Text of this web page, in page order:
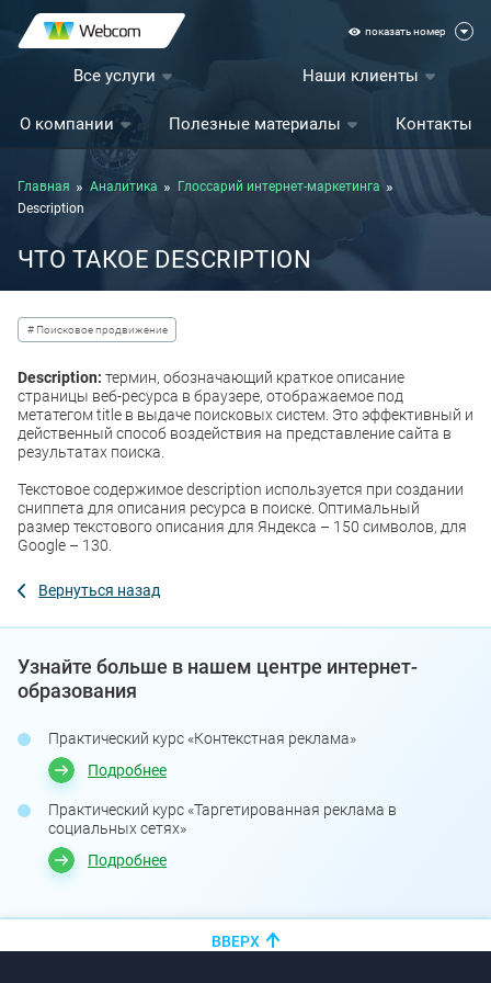
показать номер
Все услуги Наши клиенты
О компании Полезные материалы Контакты
Главная Аналитика
Глоссарий интернет-маркетинга
Description
ЧТО ТАКОЕ DESCRIPTION
# Поисковое продвижение
Description: термин, обозначающий краткое описание
страницы веб-ресурса в браузере, отображаемое под
метатегом title в выдаче поисковых систем. Это эффективный и
действенный способ воздействия на представление сайта в
результатах поиска.
Текстовое содержимое description используется при создании
сниппета для описания ресурса в поиске. Оптимальный
размер текстового описания для Яндекса – 150 символов, для
Google – 130.
Вернуться назад
Узнайте больше в нашем центре интернет-
образования
Практический курс «Контекстная реклама»
Подробнее
Практический курс «Таргетированная реклама в
социальных сетях»
Подробнее
ВВЕРХ